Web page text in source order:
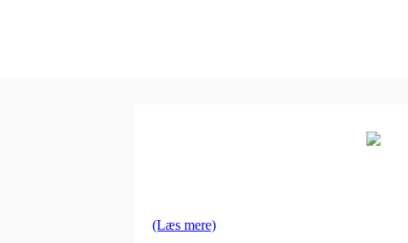
(Læs mere)